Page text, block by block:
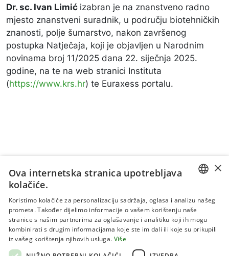
Dr. sc. Ivan Limić izabran je na znanstveno radno
mjesto znanstveni suradnik, u području biotehničkih
znanosti, polje šumarstvo, nakon završenog
postupka Natječaja, koji je objavljen u Narodnim
novinama broj 11/2025 dana 22. siječnja 2025.
godine, na te na web stranici Instituta
(https://www.krs.hr) te Euraxess portalu.
Uvjeti korištenja
Politika privatnosti
ENGLISH
×
Ova internetska stranica upotrebljava
kolačiće.
Koristimo kolačiće za personalizaciju sadržaja, oglasa i analizu našeg
prometa. Također dijelimo informacije o vašem korištenju naše
stranice s našim partnerima za oglašavanje i analitiku koji ih mogu
kombinirati s drugim informacijama koje ste im dali ili koje su prikupili
iz vašeg korištenja njihovih usluga. Više